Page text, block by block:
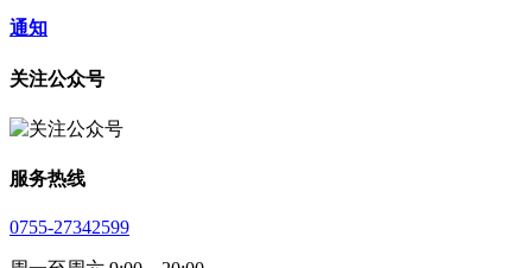
通知
关注公众号
服务热线
0755-27342599